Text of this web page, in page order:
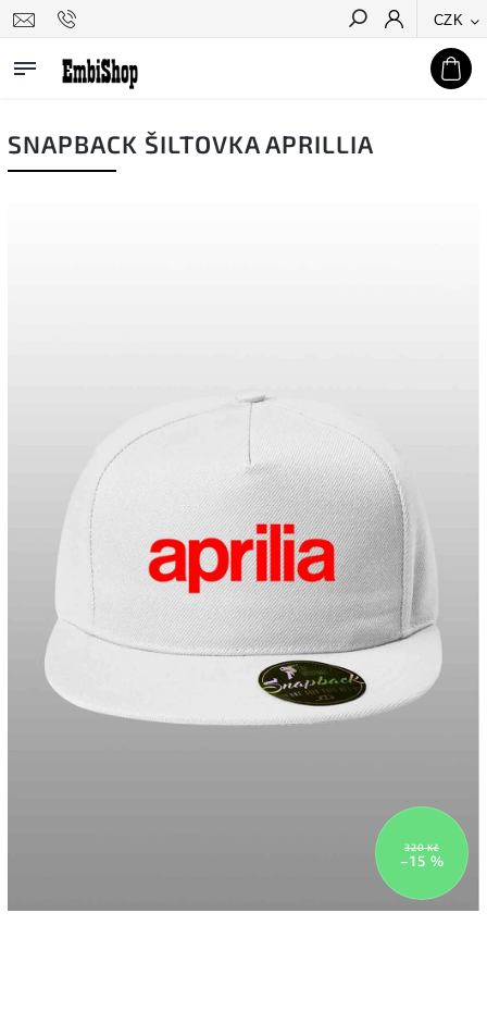
CZK
Hledat
SNAPBACK ŠILTOVKA APRILLIA
320 Kč
–15 %